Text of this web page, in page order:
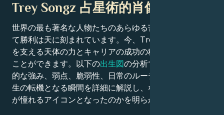
Trey Songz 占星術的肖像画
世界の最も著名な人物たちのあらゆる苦闘、挑戦、そし
て勝利は天に刻まれています。今、Trey Songzの魅力
を支える天体の力とキャリアの成功の秘密を解き明かす
ことができます。以下の出生図の分析では、彼らの先天
的な強み、弱点、脆弱性、日常のルーティン、そして人
生の転機となる瞬間を詳細に解説し、なぜ彼らが私たち
が憧れるアイコンとなったのかを明らかにします。